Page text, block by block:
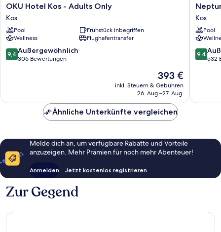
OKU
Hotel
Kos
-
Adults
Only
Kos
OKU Hotel Kos - Adults Only
Kos
Pool
Frühstück inbegriffen
Wellness
Flughafentransfer
9.4
von
9,4 Außergewöhnlich
306 Bewertungen
Der
Preis
beträgt
393 €
inkl. Steuern & Gebühren
26. Aug.–27. Aug.
Luxury
Resort
Kos
Kos
Pool
9.4
von
9,4
532
Ähnliche Unterkünfte vergleichen
Melde dich an, um verfügbare Rabatte und Vorteile
anzuzeigen. Mehr Prämien für noch mehr Abenteuer!
Anmelden Jetzt kostenlos registrieren
Zur Gegend